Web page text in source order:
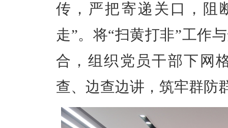
传，严把寄递关口，阻
走”。将“扫黄打非”工作
合，组织党员干部下网
查、边查边讲，筑牢群防